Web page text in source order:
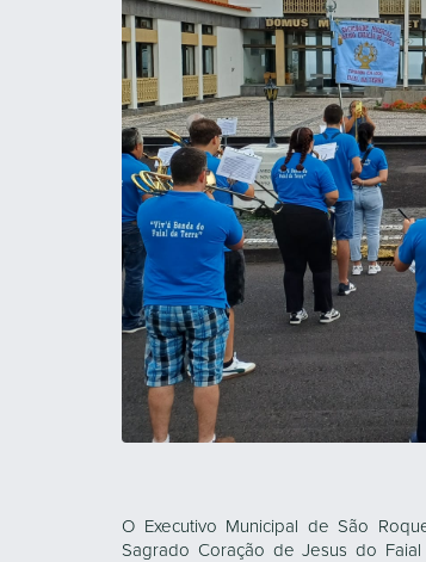
O Executivo Municipal de São
Sagrado Coração de Jesus do